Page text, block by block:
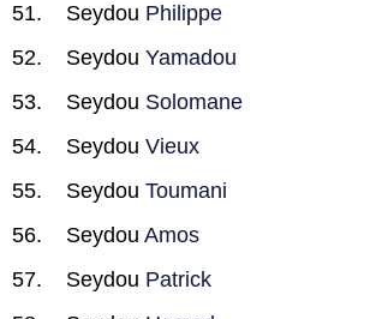
Seydou Philippe
Seydou Yamadou
Seydou Solomane
Seydou Vieux
Seydou Toumani
Seydou Amos
Seydou Patrick